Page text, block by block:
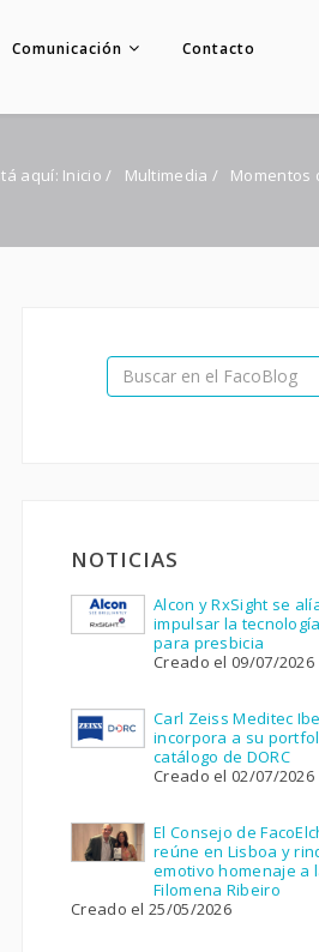
Comunicación Contacto
Foro
aquí: Inicio / Multimedia / Momentos
NOTICIAS
Alcon y RxSight se
impulsar la
para presbicia
Creado el 09/07/2026
Carl Zeiss Meditec
incorpora a su
catálogo de DORC
Creado el 02/07/2026
El Consejo de
reúne en Lisboa y
emotivo homenaje a
Filomena Ribeiro
Creado el 25/05/2026